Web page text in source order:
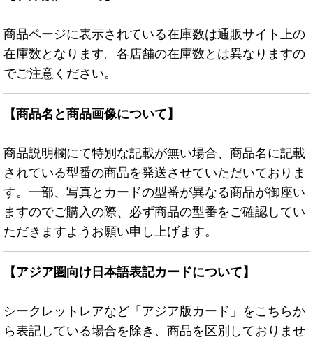
商品ページに表示されている在庫数は通販サイト上の
在庫数となります。各店舗の在庫数とは異なりますの
でご注意ください。
【商品名と商品画像について】
商品説明欄にて特別な記載が無い場合、商品名に記載
されている型番の商品を発送させていただいておりま
す。一部、写真とカードの型番が異なる商品が御座い
ますのでご購入の際、必ず商品の型番をご確認してい
ただきますようお願い申し上げます。
【アジア圏向け日本語表記カードについて】
シークレットレアなど「アジア版カード」をこちらか
ら表記している場合を除き、商品を区別しておりませ